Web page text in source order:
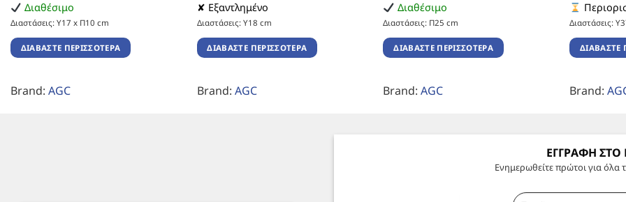
Διαθέσιμο
Διαστάσεις: Υ17 x Π10 cm
ΔΙΑΒΆΣΤΕ ΠΕΡΙΣΣΌΤΕΡΑ
Brand: AGC
✘ Εξαντλημένο
Διαστάσεις: Υ18 cm
ΔΙΑΒΆΣΤΕ ΠΕΡΙΣΣΌΤΕΡΑ
Brand: AGC
Διαθέσιμο
Διαστάσεις: Π25 cm
ΔΙΑΒΆΣΤΕ ΠΕΡΙΣΣΌΤΕΡΑ
Brand:AGC
Διαστάσεις:
ΔΙΑΒΆΣΤΕ
Brand:
ΕΓΓΡΑΦΗ ΣΤΟ
Ενημερωθείτε πρώτοι για όλα